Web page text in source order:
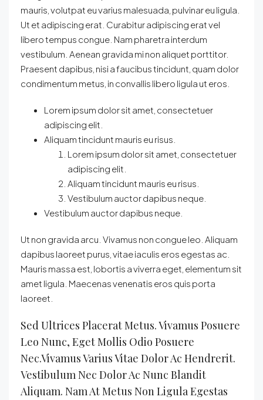
mauris, volutpat eu varius malesuada, pulvinar eu ligula.
Ut et adipiscing erat. Curabitur adipiscing erat vel
libero tempus congue. Nam pharetra interdum
vestibulum. Aenean gravida mi non aliquet porttitor.
Praesent dapibus, nisi a faucibus tincidunt, quam dolor
condimentum metus, in convallis libero ligula ut eros.
Lorem ipsum dolor sit amet, consectetuer
adipiscing elit.
Aliquam tincidunt mauris eu risus.
Lorem ipsum dolor sit amet, consectetuer
adipiscing elit.
Aliquam tincidunt mauris eu risus.
Vestibulum auctor dapibus neque.
Vestibulum auctor dapibus neque.
Ut non gravida arcu. Vivamus non congue leo. Aliquam
dapibus laoreet purus, vitae iaculis eros egestas ac.
Mauris massa est, lobortis a viverra eget, elementum sit
amet ligula. Maecenas venenatis eros quis porta
laoreet.
Sed Ultrices Placerat Metus. Vivamus Posuere
Leo Nunc, Eget Mollis Odio Posuere
Nec.Vivamus Varius Vitae Dolor Ac Hendrerit.
Vestibulum Nec Dolor Ac Nunc Blandit
Aliquam. Nam At Metus Non Ligula Egestas